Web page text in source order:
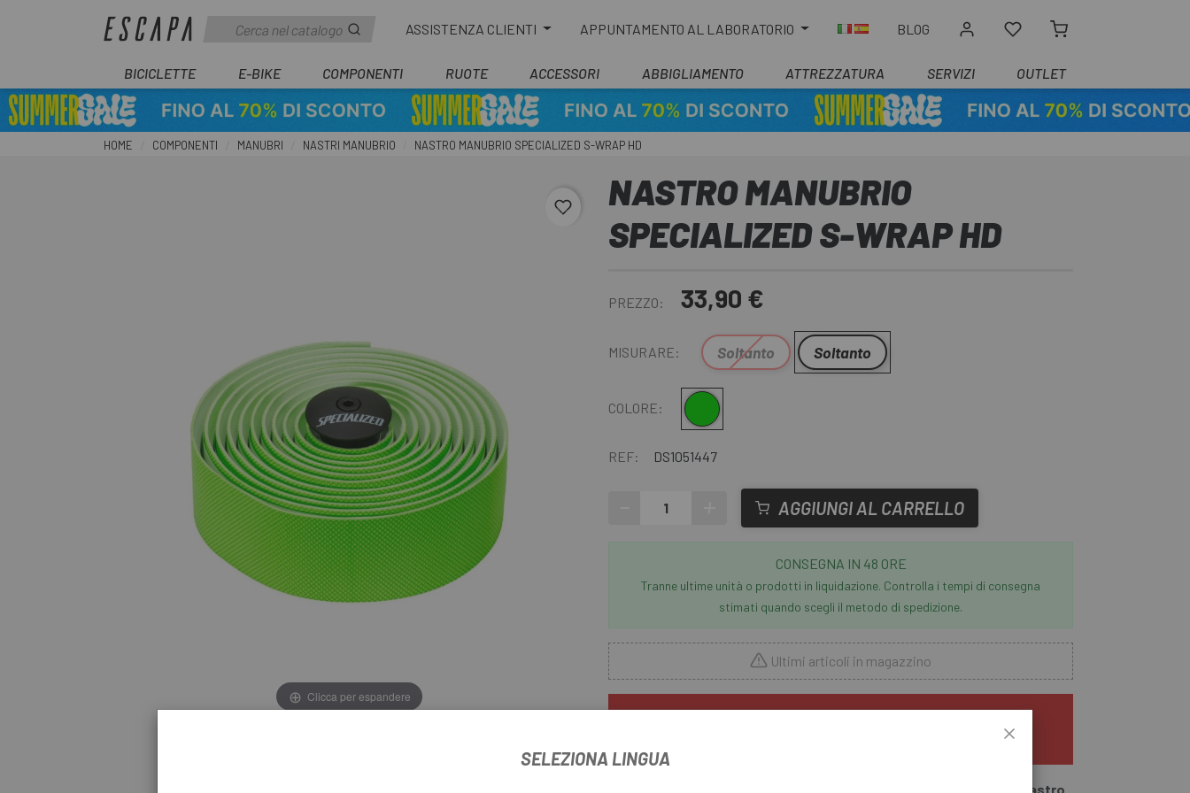
ASSISTENZA CLIENTI APPUNTAMENTO AL LABORATORIO BLOG
BICICLETTE E-BIKE COMPONENTI RUOTE ACCESSORI ABBIGLIAMENTO ATTREZZATURA SERVIZI OUTLET
HOME COMPONENTI MANUBRI NASTRI MANUBRIO NASTRO MANUBRIO SPECIALIZED S-WRAP HD
favorite_border
Clicca per espandere
NASTRO MANUBRIO
SPECIALIZED S-WRAP HD
PREZZO: 33,90 €
MISURARE: Soltanto Soltanto
COLORE: Verde
REF: DS1051447
AGGIUNGI AL CARRELLO
CONSEGNA IN 48 ORE
Tranne ultime unità o prodotti in liquidazione. Controlla i tempi di consegna
stimati quando scegli il metodo di spedizione.
Ultimi articoli in magazzino
Termini e condizioni
Nastro
SELEZIONA LINGUA